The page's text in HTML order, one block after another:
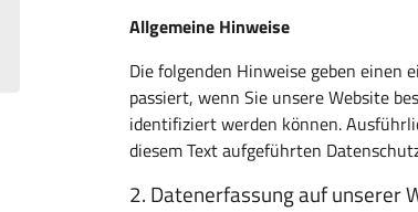
Allgemeine Hinweise
Die folgenden Hinweise geben einen
passiert, wenn Sie unsere Website
identifiziert werden können.
diesem Text aufgeführten
2. Datenerfassung auf unserer